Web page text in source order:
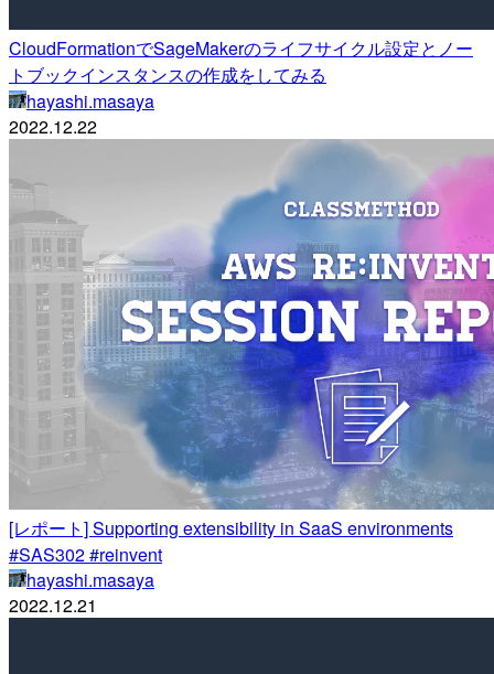
CloudFormationでSageMakerのライフサイクル設定とノー
トブックインスタンスの作成をしてみる
hayashi.masaya
2022.12.22
[レポート] Supporting extensibility in SaaS environments
#SAS302 #reinvent
hayashi.masaya
2022.12.21